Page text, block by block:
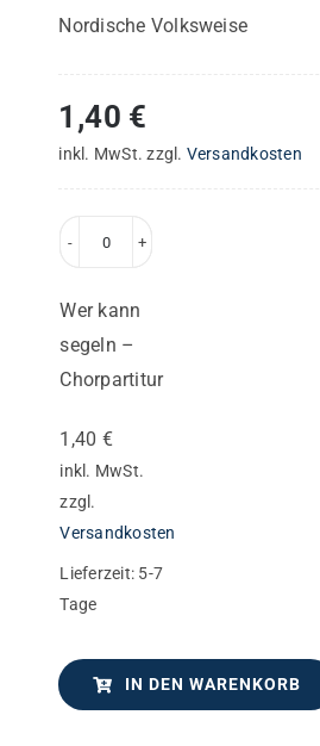
Nordische Volksweise
1,40 €
inkl. MwSt. zzgl. Versandkosten
Menge
Wer kann
segeln –
Chorpartitur
1,40 €
inkl. MwSt.
zzgl.
Versandkosten
Lieferzeit: 5-7
Tage
IN DEN WARENKORB